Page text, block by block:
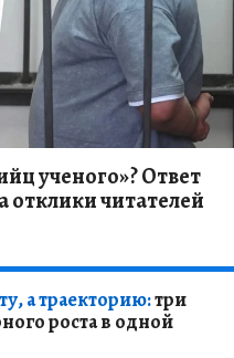
ученого»? Ответ
читателей
а траекторию:три
роста в одной